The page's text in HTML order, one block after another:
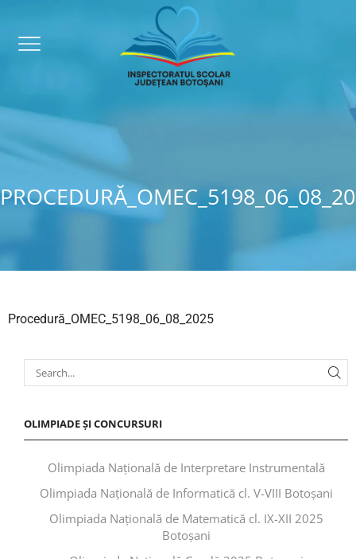
Procedură_OMEC_5198_06_08_2025
OLIMPIADE ȘI CONCURSURI
Olimpiada Națională de Interpretare Instrumentală
Olimpiada Națională de Informatică cl. V-VIII Botoșani
Olimpiada Națională de Matematică cl. IX-XII 2025
Botoșani